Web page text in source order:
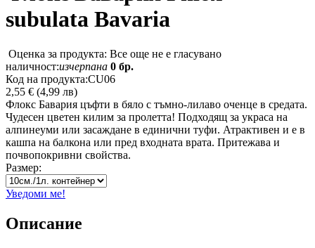
subulata Bavaria
Оценка за продукта: Все още не е гласувано
наличност:изчерпана 0 бр.
Код на продукта:CU06
2,55 € (4,99 лв)
Флокс Бавария цъфти в бяло с тъмно-лилаво оченце в средата.
Чудесен цветен килим за пролетта! Подходящ за украса на
алпинеуми или засаждане в единични туфи. Атрактивен и е в
кашпа на балкона или пред входната врата. Притежава и
почвопокривни свойства.
Размер:
Уведоми ме!
Описание